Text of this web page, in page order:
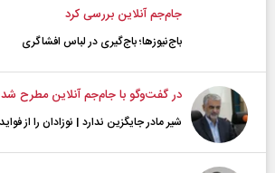
جام‌جم آنلاین بررسی کرد
باج‌نیوزها؛ باج‌گیری در لباس افشاگری
در گفت‌و‌گو با جام‌جم آنلاین مطرح شد
شیر مادر جایگزین ندارد | نوزادان را از